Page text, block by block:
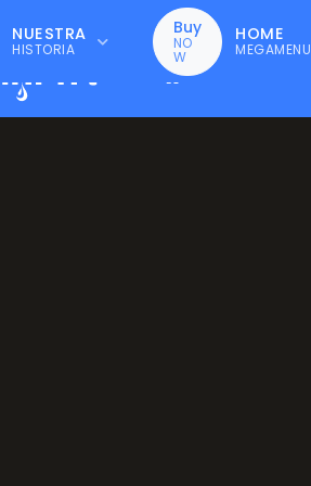
Centro de atención 2951-670
INICIO
NUESTRA
HISTORIA
Buy
NO
W
HOME
MEGAMENU